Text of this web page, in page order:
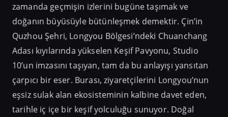
zamanda geçmişin izlerini bugüne taşımak ve
doğanın büyüsüyle bütünleşmek demektir. Çin’in
Quzhou Şehri, Longyou Bölgesi’ndeki Chuanchang
Adası kıyılarında yükselen Keşif Pavyonu, Studio
10’un imzasını taşıyan, tam da bu anlayışı yansıtan
çarpıcı bir eser. Burası, ziyaretçilerini Longyou’nun
eşsiz sulak alan ekosisteminin kalbine davet eden,
tarihle iç içe bir keşif yolculuğu sunuyor. Doğal